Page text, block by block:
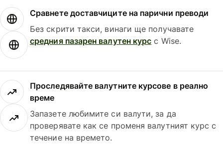
Сравнете доставчиците на парични преводи
Без скрити такси, винаги ще получавате
средния пазарен валутен курс с Wise.
Проследявайте валутните курсове в реално
време
Запазете любимите си валути, за да
проверявате как се променя валутният курс с
течение на времето.